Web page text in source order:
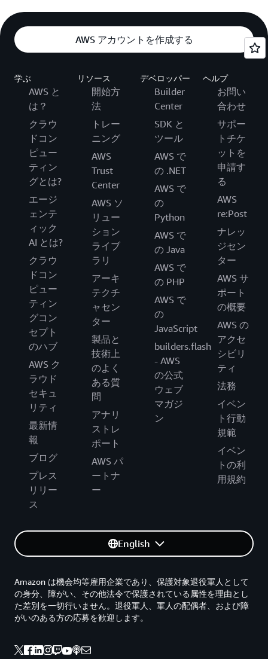
AWS アカウントを作成する
学ぶ
AWS と
は？
クラウ
ドコン
ピュー
ティン
グとは?
エージ
ェンテ
ィック
AI とは?
クラウ
ドコン
ピュー
ティン
グコン
セプト
のハブ
AWS ク
ラウド
セキュ
リティ
最新情
報
ブログ
プレス
リリー
ス
リソース
開始方
法
トレー
ニング
AWS
Trust
Center
AWS ソ
リュー
ション
ライブ
ラリ
アーキ
テクチ
ャセン
ター
製品と
技術上
のよく
ある質
問
アナリ
ストレ
ポート
AWS パ
ートナ
ー
デベロッパー
Builder
Center
SDK と
ツール
AWS で
の .NET
AWS で
の
Python
AWS で
の Java
AWS で
の PHP
AWS で
の
JavaScript
builders.flash
- AWS
の公式
ウェブ
マガジ
ン
ヘルプ
お問い
合わせ
サポー
トチケ
ットを
申請す
る
AWS
re:Post
ナレッ
ジセン
ター
AWS サ
ポート
の概要
AWS の
アクセ
シビリ
ティ
法務
イベン
ト行動
規範
イベン
トの利
用規約
English
Amazon は機会均等雇用企業であり、保護対象退役軍人として
の身分、障がい、その他法令で保護されている属性を理由とし
た差別を一切行いません。退役軍人、軍人の配偶者、および障
がいのある方の応募を歓迎します。